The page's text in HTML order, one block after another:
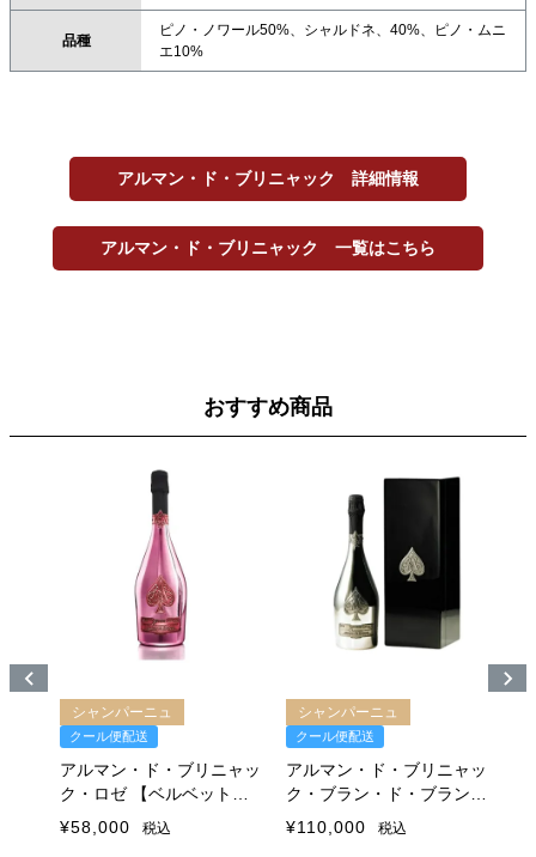
品種
ピノ・ノワール50%、シャルドネ、40%、ピノ・ムニ
エ10%
アルマン・ド・ブリニャック 詳細情報
アルマン・ド・ブリニャック 一覧はこちら
おすすめ商品
シャンパーニュ
クール便配送
アルマン・ド・ブリニャッ
ク・ロゼ 【ベルベット・
バッグ入】
¥58,000 税込
シャンパーニュ
クール便配送
アルマン・ド・ブリニャッ
ク・ブラン・ド・ブラン
ギフトボックス付
¥110,000 税込